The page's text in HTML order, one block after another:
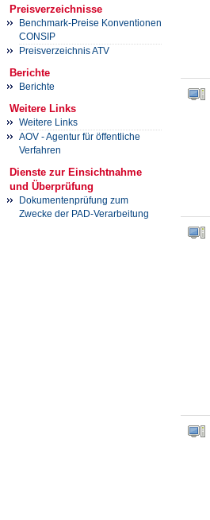
Preisverzeichnisse
Benchmark-Preise Konventionen
CONSIP
Preisverzeichnis ATV
Berichte
Berichte
Weitere Links
Weitere Links
AOV - Agentur für öffentliche
Verfahren
Dienste zur Einsichtnahme
und Überprüfung
Dokumentenprüfung zum
Zwecke der PAD-Verarbeitung